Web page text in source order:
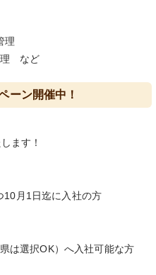
理
理 など
ーン開催中！
ます！
10月1日迄に入社の方
は選択OK）へ入社可能な方